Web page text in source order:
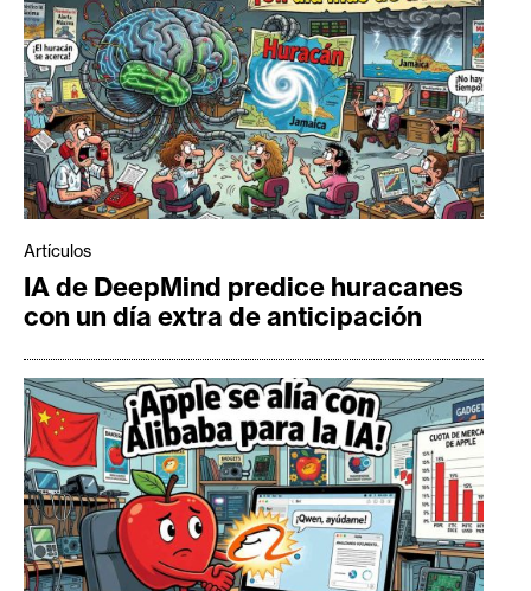
Artículos
IA de DeepMind predice huracanes
con un día extra de anticipación